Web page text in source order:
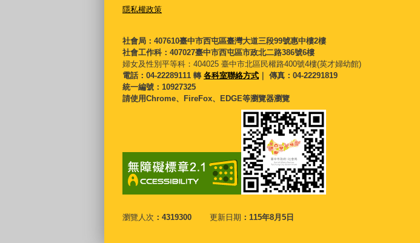
隱私權政策
社會局：407610臺中市西屯區臺灣大道三段99號惠中樓2樓
社會工作科：407027臺中市西屯區市政北二路386號6樓
婦女及性別平等科： 404025 臺中市北區民權路400號4樓(英才婦幼館)
電話：04-22289111 轉 各科室聯絡方式 ｜ 傳真：04-22291819
統一編號：10927325
請使用Chrome、FireFox、EDGE等瀏覽器瀏覽
瀏覽人次 4319300 更新日期 115年8月5日